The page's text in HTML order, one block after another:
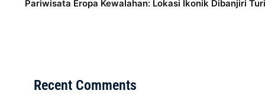
Pariwisata Eropa Kewalahan: Lokasi Ikonik Dibanjiri
Recent Comments